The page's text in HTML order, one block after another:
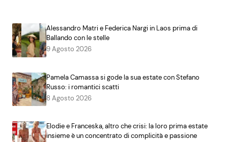
Alessandro Matri e Federica Nargi in Laos prima di
Ballando con le stelle
9 Agosto 2026
Pamela Camassa si gode la sua estate con Stefano
Russo: i romantici scatti
8 Agosto 2026
Elodie e Franceska, altro che crisi: la loro prima estate
insieme è un concentrato di complicità e passione